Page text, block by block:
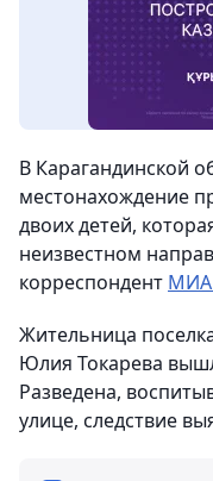
В Карагандинской
местонахождение
двоих детей,
неизвестном
корреспондент МИА
Жительница
Юлия Токарева
Разведена,
улице, следствие